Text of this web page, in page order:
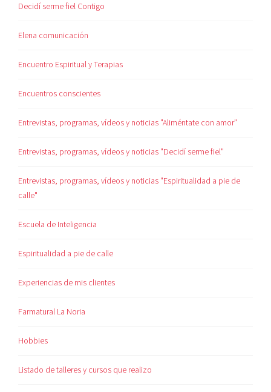
Decidí serme fiel Contigo
Elena comunicación
Encuentro Espiritual y Terapias
Encuentros conscientes
Entrevistas, programas, vídeos y noticias "Aliméntate con amor"
Entrevistas, programas, vídeos y noticias "Decidí serme fiel"
Entrevistas, programas, vídeos y noticias "Espiritualidad a pie de
calle"
Escuela de Inteligencia
Espiritualidad a pie de calle
Experiencias de mis clientes
Farmatural La Noria
Hobbies
Listado de talleres y cursos que realizo